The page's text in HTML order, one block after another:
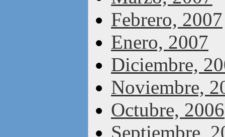
Febrero, 2007
Enero, 2007
Diciembre,
Noviembre,
Octubre, 2006
Septiembre,